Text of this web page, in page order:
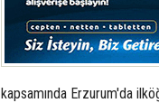
kapsamında Erzurum'da